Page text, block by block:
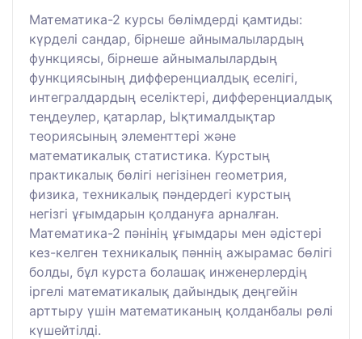
Математика-2 курсы бөлімдерді қамтиды:
күрделі сандар, бірнеше айнымалылардың
функциясы, бірнеше айнымалылардың
функциясының дифференциалдық еселігі,
интегралдардың еселіктері, дифференциалдық
теңдеулер, қатарлар, Ықтималдықтар
теориясының элементтері және
математикалық статистика. Курстың
практикалық бөлігі негізінен геометрия,
физика, техникалық пәндердегі курстың
негізгі ұғымдарын қолдануға арналған.
Математика-2 пәнінің ұғымдары мен әдістері
кез-келген техникалық пәннің ажырамас бөлігі
болды, бұл курста болашақ инженерлердің
іргелі математикалық дайындық деңгейін
арттыру үшін математиканың қолданбалы рөлі
күшейтілді.